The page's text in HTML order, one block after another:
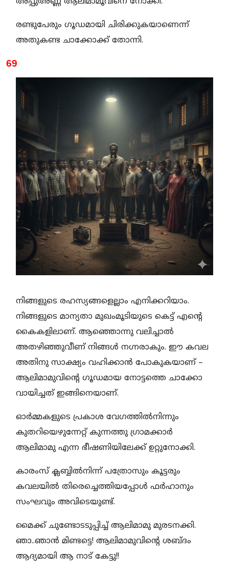
രണ്ടുപേരും ഗൂഡമായി ചിരിക്കുകയാണെന്ന്
അതുകണ്ട ചാക്കോക്ക് തോന്നി.
69
നിങ്ങളുടെ രഹസ്യങ്ങളെല്ലാം എനിക്കറിയാം.
നിങ്ങളുടെ മാന്യതാ മുഖംമൂടിയുടെ കെട്ട് എന്റെ
കൈകളിലാണ്. ആഞ്ഞൊന്നു വലിച്ചാൽ
അതഴിഞ്ഞുവീണ് നിങ്ങൾ നഗ്നരാകും. ഈ കവല
അതിനു സാക്ഷ്യം വഹിക്കാൻ പോകുകയാണ് –
ആലിമാമുവിന്റെ ഗൂഡമായ നോട്ടത്തെ ചാക്കോ
വായിച്ചത് ഇങ്ങിനെയാണ്.
ഓർമ്മകളുടെ പ്രകാശ വേഗത്തിൽനിന്നും
കുതറിയെഴുന്നേറ്റ് കുന്നത്തു ഗ്രാമക്കാർ
ആലിമാമു എന്ന ഭീഷണിയിലേക്ക് ഉറ്റുനോക്കി.
കാരംസ് ക്ലബ്ബിൽനിന്ന് പത്രോസും കൂട്ടരും
കവലയിൽ തിരെച്ചെത്തിയപ്പോൾ ഫർഹാനും
സംഘവും അവിടെയുണ്ട്.
മൈക്ക് ചുണ്ടോടടുപ്പിച്ച് ആലിമാമു മുരടനക്കി.
ഞാ..ഞാൻ മിണ്ടട്ടെ! ആലിമാമുവിന്റെ ശബ്ദം
ആദ്യമായി ആ നാട് കേട്ടു!!